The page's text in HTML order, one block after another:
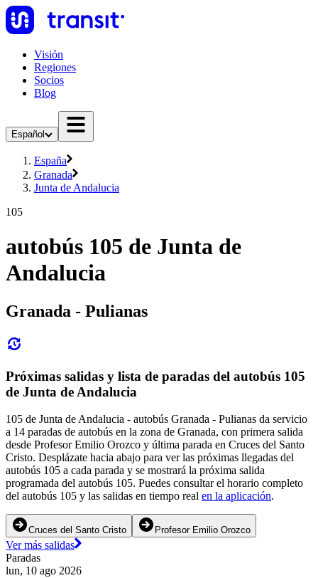
Visión
Regiones
Socios
Blog
Español
España
Granada
Junta de Andalucia
105
autobús 105 de Junta de
Andalucia
Granada - Pulianas
Próximas salidas y lista de paradas del autobús 105
de Junta de Andalucia
105 de Junta de Andalucia - autobús Granada - Pulianas da servicio
a 14 paradas de autobús en la zona de Granada, con primera salida
desde Profesor Emilio Orozco y última parada en Cruces del Santo
Cristo. Desplázate hacia abajo para ver las próximas llegadas del
autobús 105 a cada parada y se mostrará la próxima salida
programada del autobús 105. Puedes consultar el horario completo
del autobús 105 y las salidas en tiempo real en la aplicación.
Cruces del Santo Cristo Profesor Emilio Orozco
Ver más salidas
Paradas
lun, 10 ago 2026